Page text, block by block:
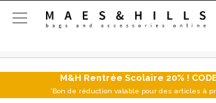
Basculer
M&H Rentrée Scolaire 20% !
*Bon de réduction valable pour des articles à